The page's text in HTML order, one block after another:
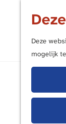
Deze
mogelijk